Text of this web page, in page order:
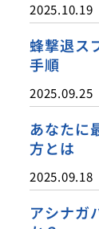
2025.10.19
蜂撃退ス
手順
2025.09.25
あなたに
方とは
2025.09.18
アシナガ